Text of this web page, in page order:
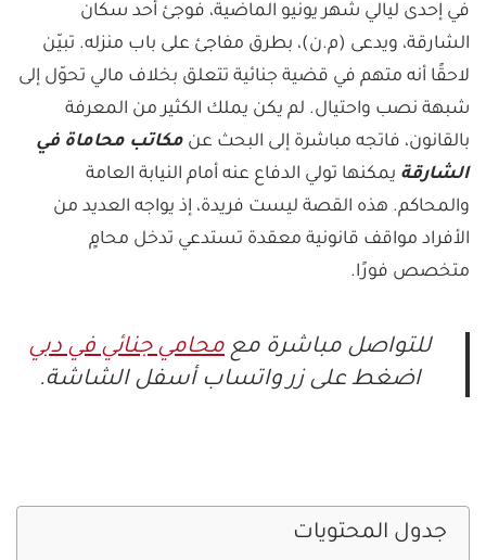
في إحدى ليالي شهر يونيو الماضية، فوجئ أحد سكان
الشارقة، ويدعى (م.ن)، بطرق مفاجئ على باب منزله. تبيّن
لاحقًا أنه متهم في قضية جنائية تتعلق بخلاف مالي تحوّل إلى
شبهة نصب واحتيال. لم يكن يملك الكثير من المعرفة
بالقانون، فاتجه مباشرة إلى البحث عن مكاتب محاماة في
الشارقة يمكنها تولي الدفاع عنه أمام النيابة العامة
والمحاكم. هذه القصة ليست فريدة، إذ يواجه العديد من
الأفراد مواقف قانونية معقدة تستدعي تدخل محامٍ
متخصص فورًا.
للتواصل مباشرة مع محامي جنائي في دبي
اضغط على زر واتساب أسفل الشاشة.
جدول المحتويات